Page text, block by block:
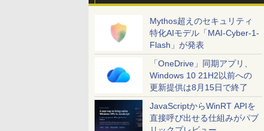
Mythos超えのセキュリティ
特化AIモデル「MAI-Cyber-1-
Flash」が発表
「OneDrive」同期アプリ、
Windows 10 21H2以前への
更新提供は8月15日で終了
JavaScriptからWinRT APIを
直接呼び出せる仕組みがパブ